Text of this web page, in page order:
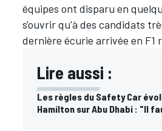
équipes ont disparu en
s'ouvrir qu'à des candidats
dernière écurie arrivée en F1
Lire aussi :
Les règles du Safety Car
Hamilton sur Abu Dhabi : "Il